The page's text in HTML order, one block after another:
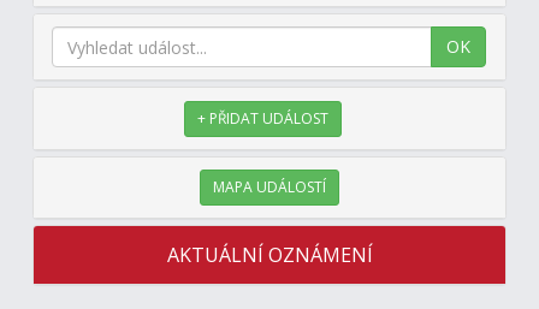
OK
+ PŘIDAT UDÁLOST
MAPA UDÁLOSTÍ
AKTUÁLNÍ OZNÁMENÍ